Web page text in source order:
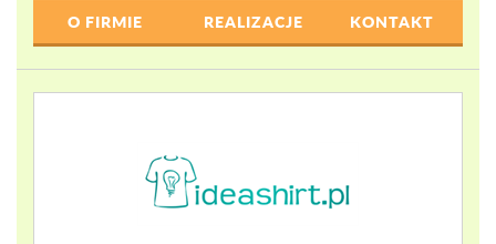
O FIRMIE REALIZACJE KONTAKT